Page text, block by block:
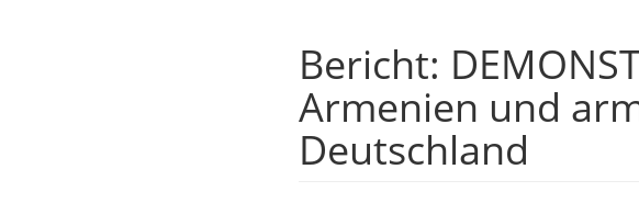
Bericht:
Armenien und
Deutschland